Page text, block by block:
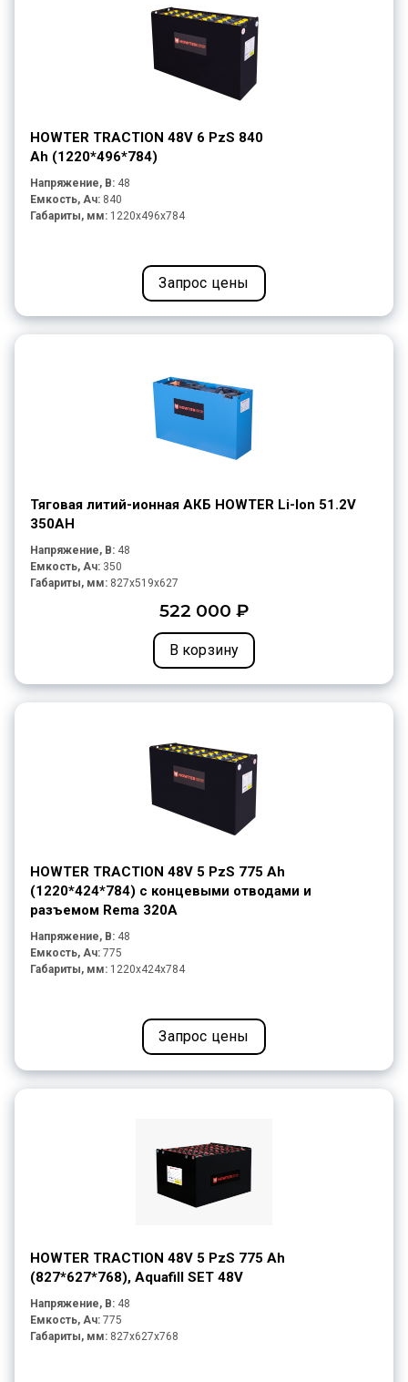
HOWTER TRACTION 48V 6 PzS 840
Ah (1220*496*784)
Напряжение, В: 48
Емкость, Ач: 840
Габариты, мм: 1220x496x784
Запрос цены
Тяговая литий-ионная АКБ HOWTER Li-Ion 51.2V
350AH
Напряжение, В: 48
Емкость, Ач: 350
Габариты, мм: 827x519x627
522 000 ₽
В корзину
HOWTER TRACTION 48V 5 PzS 775 Ah
(1220*424*784) с концевыми отводами и
разъемом Rema 320A
Напряжение, В: 48
Емкость, Ач: 775
Габариты, мм: 1220x424x784
Запрос цены
HOWTER TRACTION 48V 5 PzS 775 Ah
(827*627*768), Aquafill SET 48V
Напряжение, В: 48
Емкость, Ач: 775
Габариты, мм: 827x627x768